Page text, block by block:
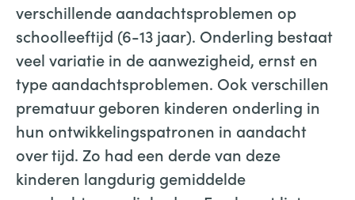
verschillende aandachtsproblemen op
schoolleeftijd (6-13 jaar). Onderling bestaat
veel variatie in de aanwezigheid, ernst en
type aandachtsproblemen. Ook verschillen
prematuur geboren kinderen onderling in
hun ontwikkelingspatronen in aandacht
over tijd. Zo had een derde van deze
kinderen langdurig gemiddelde